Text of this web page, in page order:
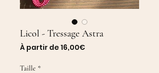
Licol - Tressage Astra
À partir de 16,00€Prix
Taille *